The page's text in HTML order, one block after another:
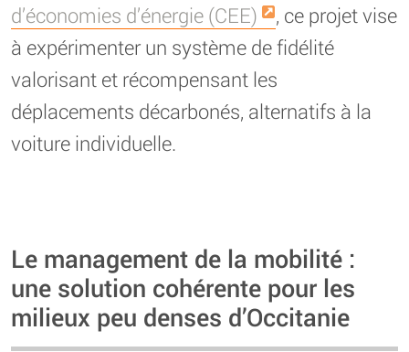
d’économies d’énergie (CEE)
, ce projet vise
à expérimenter un système de fidélité
valorisant et récompensant les
déplacements décarbonés, alternatifs à la
voiture individuelle.
Le management de la mobilité :
une solution cohérente pour les
milieux peu denses d’Occitanie